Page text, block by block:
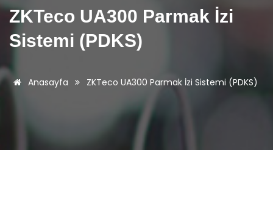
ZKTeco UA300 Parmak İzi
Sistemi (PDKS)
Anasayfa ZKTeco UA300 Parmak İzi Sistemi (PDKS)